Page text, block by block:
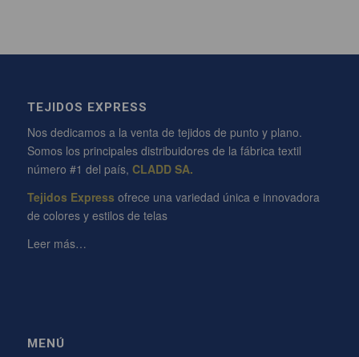
TEJIDOS EXPRESS
Nos dedicamos a la venta de tejidos de punto y plano.
Somos los principales distribuidores de la fábrica textil
número #1 del país, CLADD SA.
Tejidos Express ofrece una variedad única e innovadora
de colores y estilos de telas
Leer más…
MENÚ